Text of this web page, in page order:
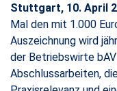
Stuttgart, 10. April
Mal den mit 1.000
Auszeichnung wird
der Betriebswirte
Abschlussarbeiten,